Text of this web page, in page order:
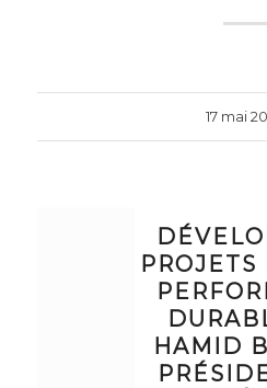
17 mai
HAMID